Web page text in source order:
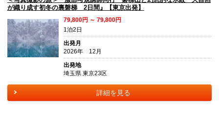
が織り成す初冬の裏磐梯 2日間』【東京出発】
79,800円 ～ 79,800円
1泊2日
出発月
2026年 12月
出発地
埼玉県 東京23区
詳細を見る